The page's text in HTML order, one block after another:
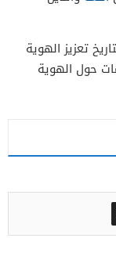
تعزيز الهوية
حول الهوية